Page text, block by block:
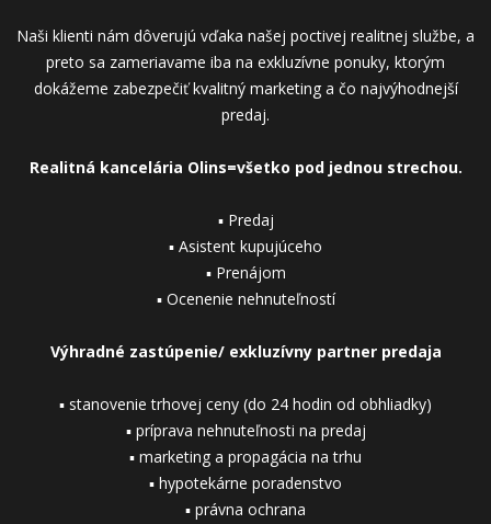
Naši klienti nám dôverujú vďaka našej poctivej realitnej službe, a
preto sa zameriavame iba na exkluzívne ponuky, ktorým
dokážeme zabezpečiť kvalitný marketing a čo najvýhodnejší
predaj.
Realitná kancelária Olins=všetko pod jednou strechou.
▪ Predaj
▪ Asistent kupujúceho
▪ Prenájom
▪ Ocenenie nehnuteľností
Výhradné zastúpenie/ exkluzívny partner predaja
▪ stanovenie trhovej ceny (do 24 hodin od obhliadky)
▪ príprava nehnuteľnosti na predaj
▪ marketing a propagácia na trhu
▪ hypotekárne poradenstvo
▪ právna ochrana